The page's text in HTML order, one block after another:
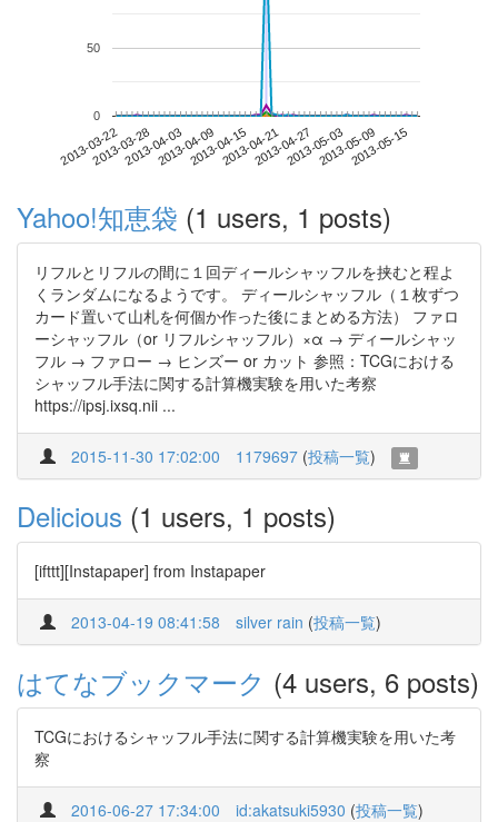
2013-03-222013-03-282013-04-032013-04-092013-04-152013-04-212013-04-272013-05-032013-05-092013-05-15
0
50
Yahoo!知恵袋 (1 users, 1 posts)
リフルとリフルの間に１回ディールシャッフルを挟むと程よ
くランダムになるようです。 ディールシャッフル（１枚ずつ
カード置いて山札を何個か作った後にまとめる方法） ファロ
ーシャッフル（or リフルシャッフル）×α → ディールシャッ
フル → ファロー → ヒンズー or カット 参照：TCGにおける
シャッフル手法に関する計算機実験を用いた考察
https://ipsj.ixsq.nii ...
2015-11-30 17:02:00 1179697 (投稿一覧)
Delicious (1 users, 1 posts)
[ifttt][Instapaper] from Instapaper
2013-04-19 08:41:58 silver rain (投稿一覧)
はてなブックマーク (4 users, 6 posts)
TCGにおけるシャッフル手法に関する計算機実験を用いた考
察
2016-06-27 17:34:00 id:akatsuki5930 (投稿一覧)